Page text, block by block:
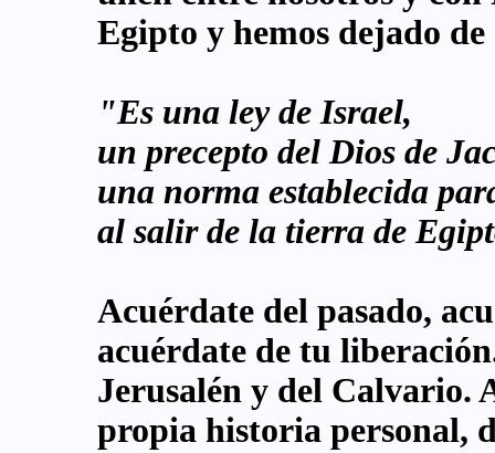
Egipto y hemos dejado
"Es una ley de Israel,
un precepto del Dios de
una norma establecida
al salir de la tierra de
Acuérdate del pasado,
acuérdate de tu
Jerusalén y del Calvario.
propia historia personal,